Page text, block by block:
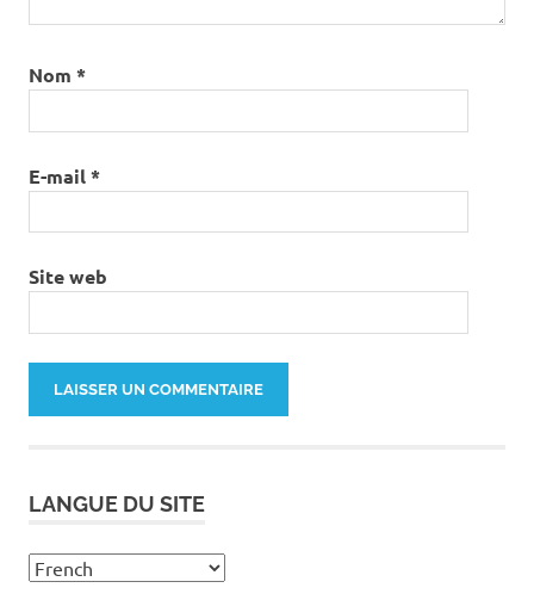
Nom *
E-mail*
Site web
LANGUE DU SITE